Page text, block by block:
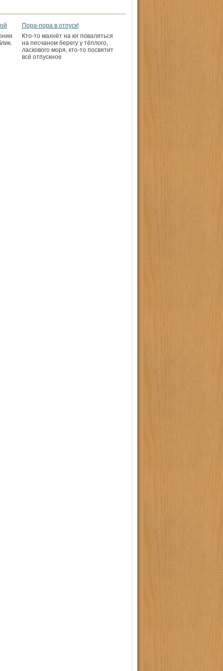
Пора-пора в отпуск!
Кто-то махнёт на юг поваляться
на песчаном берегу у тёплого,
ласкового моря, кто-то посвятит
всё отпускное